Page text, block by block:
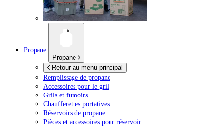
Propane
Propane
Retour au menu principal
Remplissage de propane
Accessoires pour le gril
Grils et fumoirs
Chaufferettes portatives
Réservoirs de propane
Pièces et accessoires pour réservoir